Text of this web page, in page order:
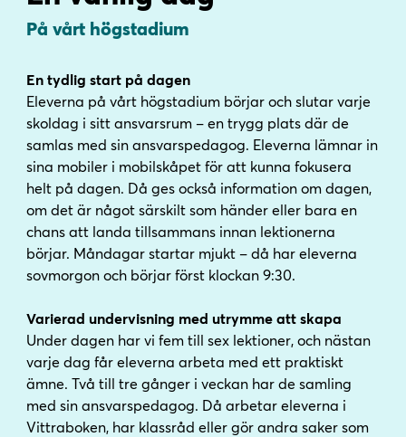
På vårt högstadium
En tydlig start på dagen
Eleverna på vårt högstadium börjar och slutar varje
skoldag i sitt ansvarsrum – en trygg plats där de
samlas med sin ansvarspedagog. Eleverna lämnar in
sina mobiler i mobilskåpet för att kunna fokusera
helt på dagen. Då ges också information om dagen,
om det är något särskilt som händer eller bara en
chans att landa tillsammans innan lektionerna
börjar. Måndagar startar mjukt – då har eleverna
sovmorgon och börjar först klockan 9:30.
Varierad undervisning med utrymme att skapa
Under dagen har vi fem till sex lektioner, och nästan
varje dag får eleverna arbeta med ett praktiskt
ämne. Två till tre gånger i veckan har de samling
med sin ansvarspedagog. Då arbetar eleverna i
Vittraboken, har klassråd eller gör andra saker som